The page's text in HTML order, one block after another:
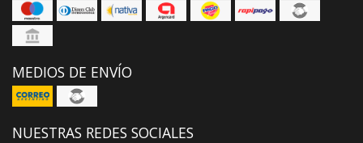
MEDIOS DE ENVÍO
NUESTRAS REDES SOCIALES